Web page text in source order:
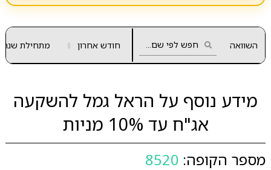
השוואה חודש אחרון ▲
▼ מתחילת שנה
מידע נוסף על הראל גמל להשקעה
אג"ח עד 10% מניות
מספר הקופה: 8520